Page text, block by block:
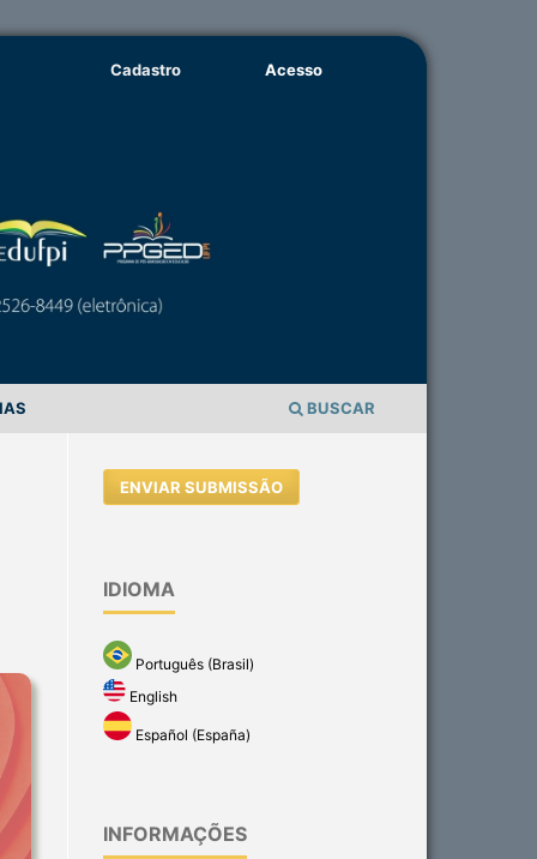
BUSCAR
Cadastro Acesso
ENVIAR SUBMISSÃO
IDIOMA
Português (Brasil)
English
Español (España)
INFORMAÇÕES